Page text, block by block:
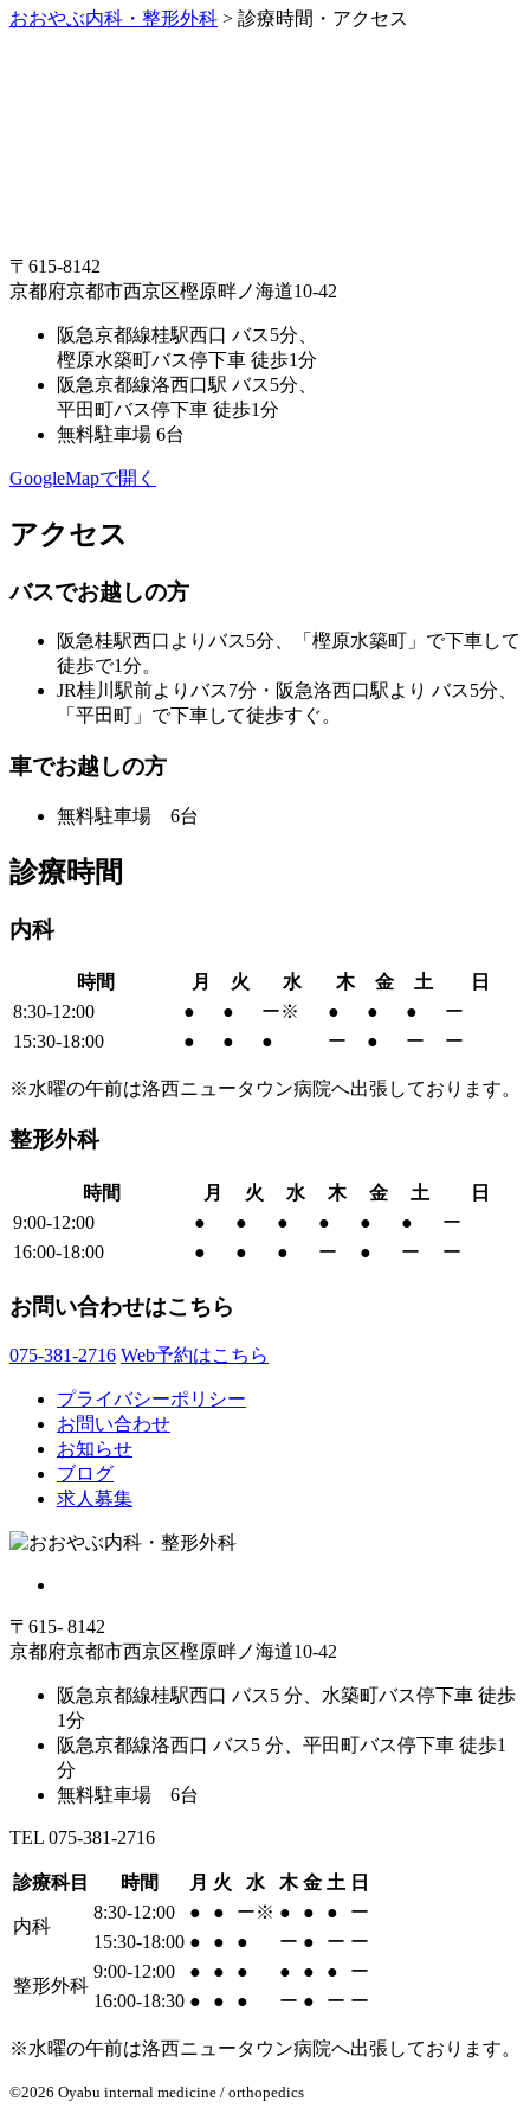
おおやぶ内科・整形外科 > 診療時間・アクセス
〒615-8142
京都府京都市西京区樫原畔ノ海道10-42
阪急京都線桂駅西口 バス5分、
樫原水築町バス停下車 徒歩1分
阪急京都線洛西口駅 バス5分、
平田町バス停下車 徒歩1分
無料駐車場 6台
GoogleMapで開く
アクセス
バスでお越しの方
阪急桂駅西口よりバス5分、「樫原水築町」で下車して
徒歩で1分。
JR桂川駅前よりバス7分・阪急洛西口駅より バス5分、
「平田町」で下車して徒歩すぐ。
車でお越しの方
無料駐車場 6台
診療時間
内科
時間 月 火 水 木 金 土
日
8:30-12:00
● ● ー※ ● ● ●
ー
15:30-18:00
● ● ● ー ● ー ー
※水曜の午前は洛西ニュータウン病院へ出張しております。
整形外科
時間 月 火 水 木 金 土
日
9:00-12:00
● ● ● ● ● ●
ー
16:00-18:00
● ● ● ー ● ー ー
お問い合わせはこちら
075-381-2716 Web予約はこちら
プライバシーポリシー
お問い合わせ
お知らせ
ブログ
求人募集
〒615- 8142
京都府京都市西京区樫原畔ノ海道10-42
阪急京都線桂駅西口 バス5 分、水築町バス停下車 徒歩
1分
阪急京都線洛西口 バス5 分、平田町バス停下車 徒歩1
分
無料駐車場 6台
TEL 075-381-2716
診療科目 時間 月 火 水 木 金 土 日
内科
8:30-12:00 ● ● ー※ ● ● ●
ー
15:30-18:00 ● ● ● ー ● ー ー
整形外科
9:00-12:00 ● ● ● ● ● ●
ー
16:00-18:30 ● ● ● ー ● ー ー
※水曜の午前は洛西ニュータウン病院へ出張しております。
©2026 Oyabu internal medicine / orthopedics